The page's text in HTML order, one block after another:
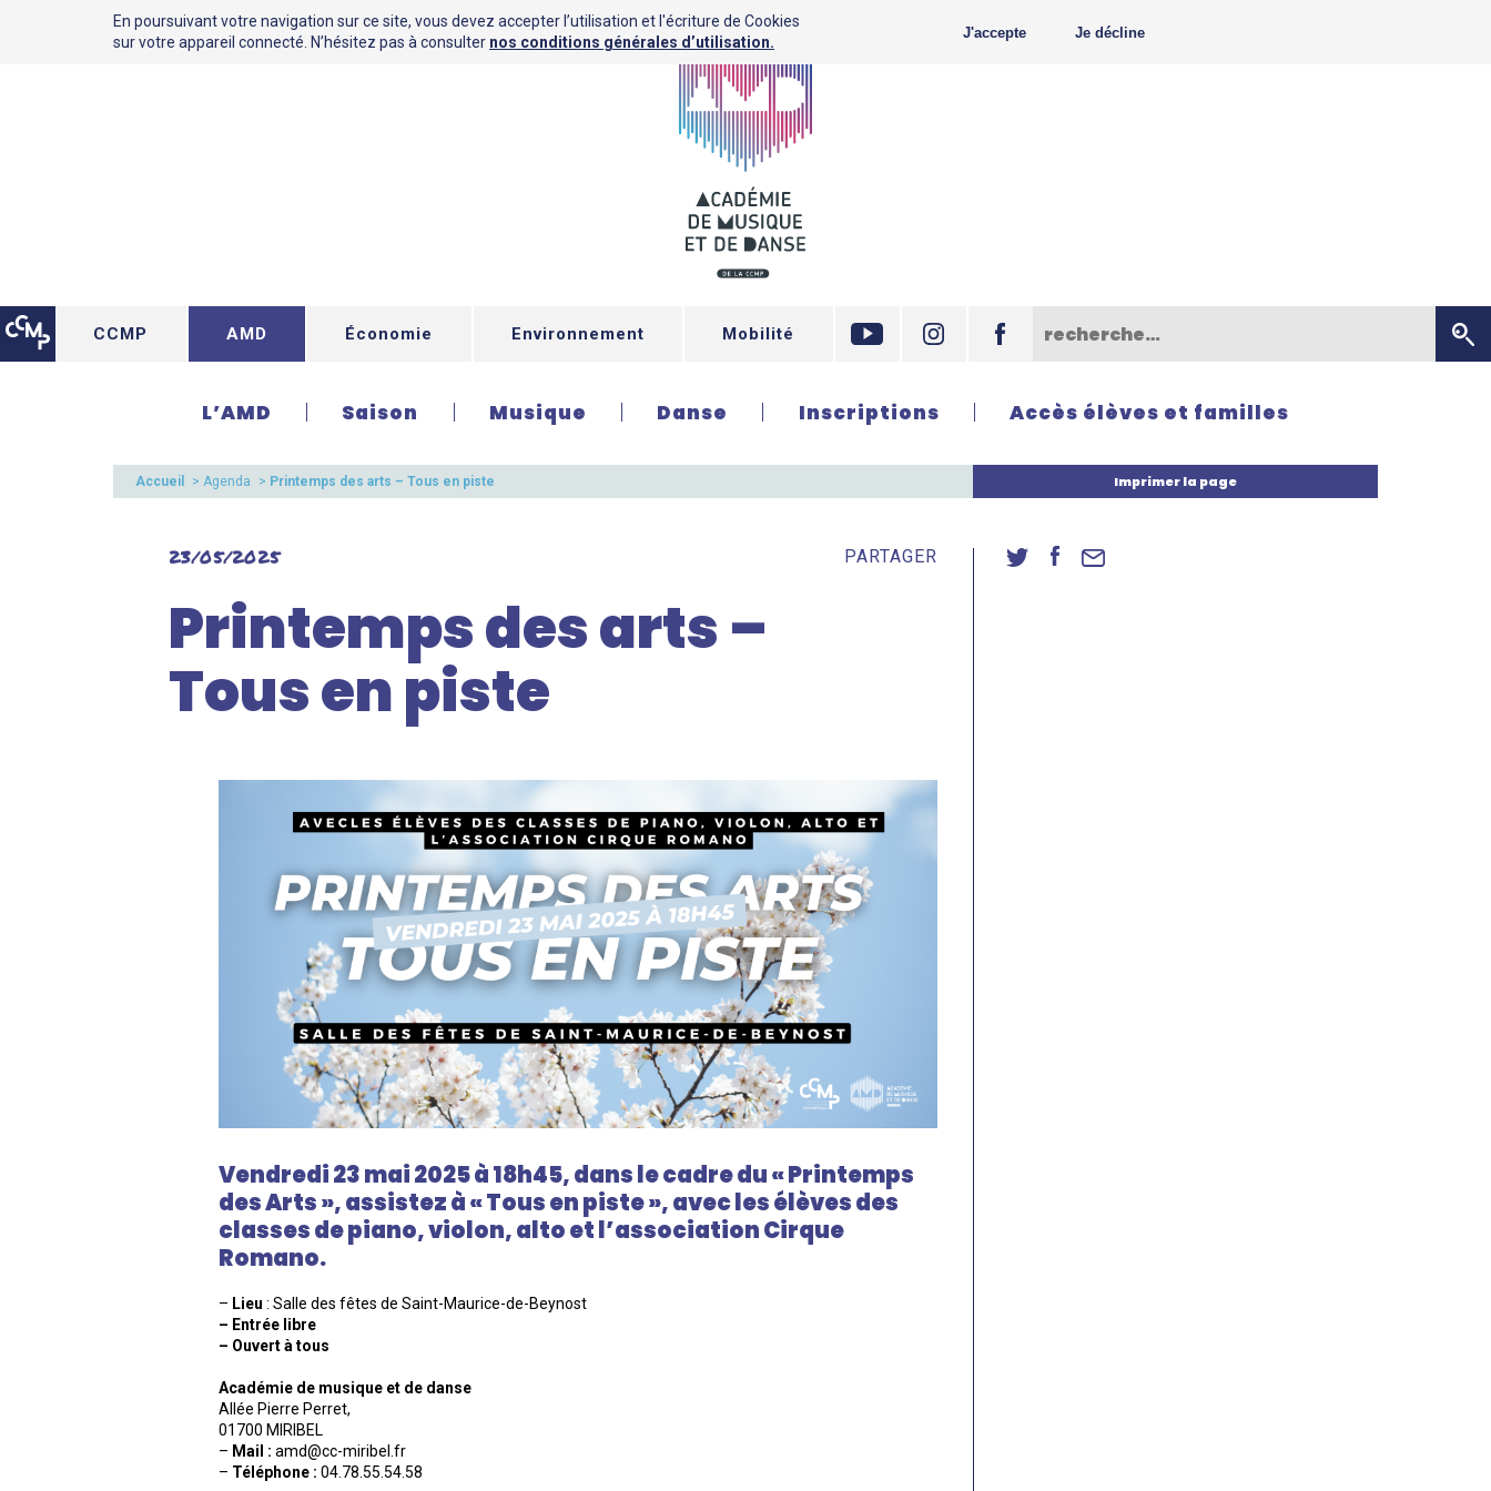
CCMP AMD Économie Environnement Mobilité
L’AMD Saison Musique Danse Inscriptions Accès élèves et familles
Accueil > Agenda > Printemps des arts – Tous en piste Imprimer la page
23/05/2025 PARTAGER
Printemps des arts –
Tous en piste
Vendredi 23 mai 2025 à 18h45, dans le cadre du « Printemps
des Arts », assistez à « Tous en piste », avec les élèves des
classes de piano, violon, alto et l’association Cirque
Romano.
– Lieu : Salle des fêtes de Saint-Maurice-de-Beynost
– Entrée libre
– Ouvert à tous
Académie de musique et de danse
Allée Pierre Perret,
01700 MIRIBEL
– Mail : amd@cc-miribel.fr
– Téléphone : 04.78.55.54.58
En poursuivant votre navigation sur ce site, vous devez accepter l’utilisation et l'écriture de Cookies
sur votre appareil connecté. N’hésitez pas à consulter nos conditions générales d’utilisation.
J'accepte Je décline